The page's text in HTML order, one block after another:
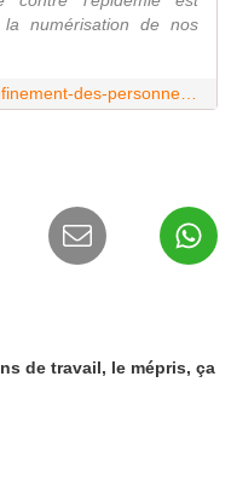
numérisation de nos
de travail, le mépris, ça